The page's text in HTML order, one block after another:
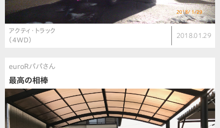
アクティ・トラック
（4WD）
2018.01.29
euroRパパさん
最高の相棒